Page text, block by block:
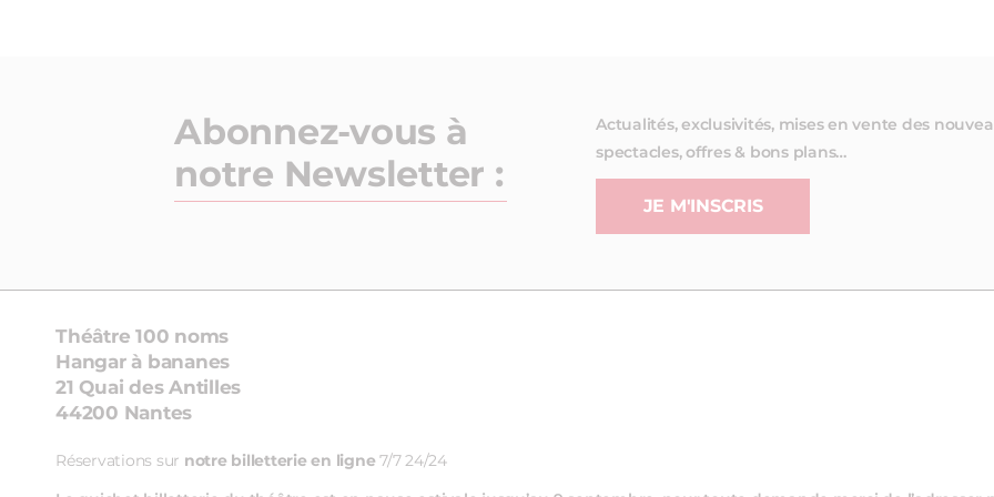
Abonnez-vous à
notre Newsletter :
Actualités, exclusivités, mises en vente des
spectacles, offres & bons plans…
JE M'INSCRIS
Théâtre 100 noms
Hangar à bananes
21 Quai des Antilles
44200 Nantes
Réservations sur notre billetterie en ligne 7/7 24/24